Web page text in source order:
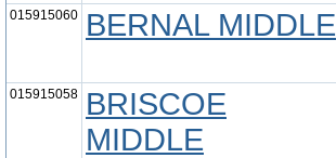
015915060 BERNAL MIDDLE
015915058
BRISCOE
MIDDLE